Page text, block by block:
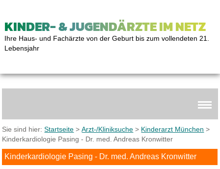
KINDER- & JUGENDÄRZTE IM NETZ
Ihre Haus- und Fachärzte von der Geburt bis zum vollendeten 21.
Lebensjahr
Sie sind hier:Startseite >Arzt-/Kliniksuche > Kinderarzt München >
Kinderkardiologie Pasing - Dr. med. Andreas Kronwitter
Kinderkardiologie Pasing - Dr. med. Andreas Kronwitter